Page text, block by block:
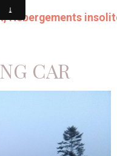
Hébergements
CAR